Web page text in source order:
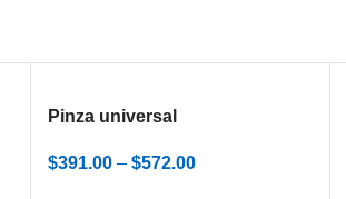
Pinza universal
$391.00 – $572.00